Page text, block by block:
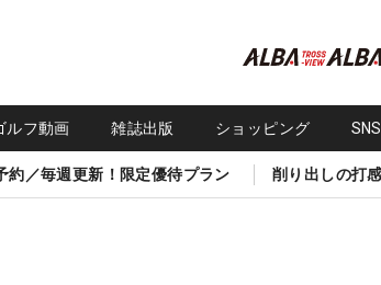
ルフ動画 雑誌出版 ショッピング
約／毎週更新！限定優待プラン 削り出しの打